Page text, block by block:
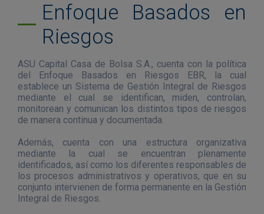
Enfoque Basados en
Riesgos
ASU Capital Casa de Bolsa S.A., cuenta con la política
del Enfoque Basados en Riesgos EBR, la cual
establece un Sistema de Gestión Integral de Riesgos
mediante el cual se identifican, miden, controlan,
monitorean y comunican los distintos tipos de riesgos
de manera continua y documentada.
Además, cuenta con una estructura organizativa
mediante la cual se encuentran plenamente
identificados, así como los diferentes responsables de
los procesos administrativos y operativos, que en su
conjunto intervienen de forma permanente en la Gestión
Integral de Riesgos.